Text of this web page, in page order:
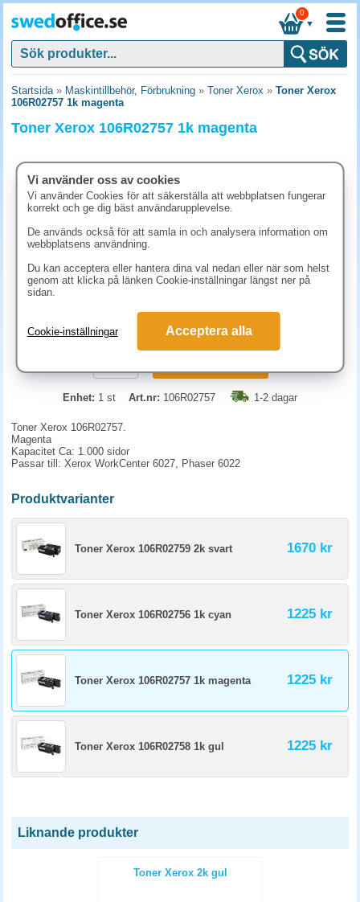
▼
0
Startsida» Maskintillbehör, Förbrukning » Toner Xerox » Toner Xerox
106R02757 1k magenta
Toner Xerox 106R02757 1k magenta
1225 kr (inkl. moms)
Enhet: 1 st Art.nr: 106R02757 1-2 dagar
Toner Xerox 106R02757.
Magenta
Kapacitet Ca: 1.000 sidor
Passar till: Xerox WorkCenter 6027, Phaser 6022
Produktvarianter
Toner Xerox 106R02759 2k svart 1670 kr
Toner Xerox 106R02756 1k cyan 1225 kr
Toner Xerox 106R02757 1k magenta 1225 kr
Toner Xerox 106R02758 1k gul 1225 kr
Liknande produkter
Toner Xerox 2k gul
Vi använder oss av cookies
Vi använder Cookies för att säkerställa att webbplatsen fungerar
korrekt och ge dig bäst användarupplevelse.
De används också för att samla in och analysera information om
webbplatsens användning.
Du kan acceptera eller hantera dina val nedan eller när som helst
genom att klicka på länken Cookie-inställningar längst ner på
sidan.
Cookie-inställningar Acceptera alla